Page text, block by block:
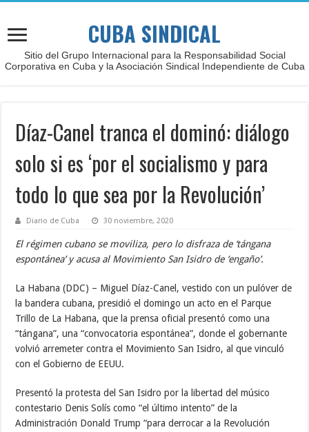
CUBA SINDICAL
Sitio del Grupo Internacional para la Responsabilidad Social
Corporativa en Cuba y la Asociación Sindical Independiente de Cuba
Díaz-Canel tranca el dominó: diálogo
solo si es ‘por el socialismo y para
todo lo que sea por la Revolución’
Diario de Cuba 30 noviembre, 2020
El régimen cubano se moviliza, pero lo disfraza de ‘tángana
espontánea’ y acusa al Movimiento San Isidro de ‘engaño’.
La Habana (DDC) – Miguel Díaz-Canel, vestido con un pulóver de
la bandera cubana, presidió el domingo un acto en el Parque
Trillo de La Habana, que la prensa oficial presentó como una
“tángana”, una “convocatoria espontánea”, donde el gobernante
volvió arremeter contra el Movimiento San Isidro, al que vinculó
con el Gobierno de EEUU.
Presentó la protesta del San Isidro por la libertad del músico
contestario Denis Solís como “el último intento” de la
Administración Donald Trump “para derrocar a la Revolución